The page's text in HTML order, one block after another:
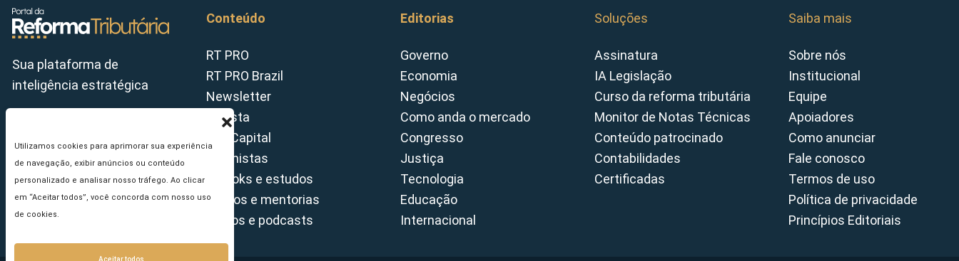
Utilizamos cookies para aprimorar sua experiência
de navegação, exibir anúncios ou conteúdo
personalizado e analisar nosso tráfego. Ao clicar
em “Aceitar todos”, você concorda com nosso uso
de cookies.
Aceitar todos
Sua plataforma de
inteligência estratégica
Conteúdo
RT PRO
RT PRO Brazil
Newsletter
Revista
Tax Capital
Colunistas
E-books e estudos
Cursos e mentorias
Vídeos e podcasts
Editorias
Governo
Economia
Negócios
Como anda o mercado
Congresso
Justiça
Tecnologia
Educação
Internacional
Soluções
Assinatura
IA Legislação
Curso da reforma tributária
Monitor de Notas Técnicas
Conteúdo patrocinado
Contabilidades
Certificadas
Saiba mais
Sobre nós
Institucional
Equipe
Apoiadores
Como anunciar
Fale conosco
Termos de uso
Política de privacidade
Princípios Editoriais